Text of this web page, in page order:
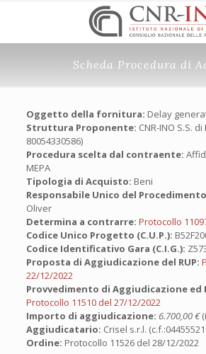
Scheda Procedura di
Oggetto della fornitura: Delay
Struttura Proponente: CNR-INO S.S. di
80054330586)
Procedura scelta dal contraente:
MEPA
Tipologia di Acquisto: Beni
Responsabile Unico del Procedimento
Oliver
Determina a contrarre: Protocollo
Codice Unico Progetto (C.U.P.):
Codice Identificativo Gara (C.I.G.):
Proposta di Aggiudicazione del RUP:
22/12/2022
Provvedimento di Aggiudicazione ed
Protocollo 11510 del 27/12/2022
Importo di aggiudicazione: 6.700,00 €
Aggiudicatario: Crisel s.r.l.
Ordine: Protocollo 11526 del 28/12/2022